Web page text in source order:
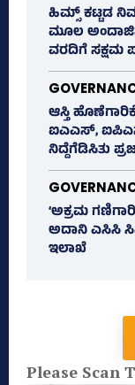
ಹಿಮ್ಸ್‌ ಕಟ್ಟಡ
ಮೂಲ
ವರದಿಗೆ ಸಕ್ಷಮ
ಆಸ್ತಿ
ಐಎಎಸ್‌,
ನಿದ್ದೆಗೆಡಿಸಿತು
‘ಅಕ್ರಮ
ಅದಾನಿ ಎಸಿಸಿ
ಇಲಾಖೆ
Please Scan